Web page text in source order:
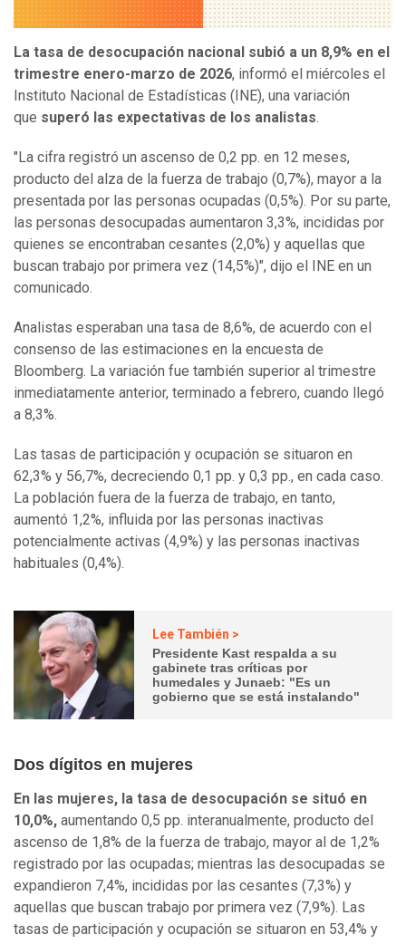
La tasa de desocupación nacional subió a un 8,9% en el
trimestre enero-marzo de 2026, informó el miércoles el
Instituto Nacional de Estadísticas (INE), una variación
que superó las expectativas de los analistas.
"La cifra registró un ascenso de 0,2 pp. en 12 meses,
producto del alza de la fuerza de trabajo (0,7%), mayor a la
presentada por las personas ocupadas (0,5%). Por su parte,
las personas desocupadas aumentaron 3,3%, incididas por
quienes se encontraban cesantes (2,0%) y aquellas que
buscan trabajo por primera vez (14,5%)", dijo el INE en un
comunicado.
Analistas esperaban una tasa de 8,6%, de acuerdo con el
consenso de las estimaciones en la encuesta de
Bloomberg. La variación fue también superior al trimestre
inmediatamente anterior, terminado a febrero, cuando llegó
a 8,3%.
Las tasas de participación y ocupación se situaron en
62,3% y 56,7%, decreciendo 0,1 pp. y 0,3 pp., en cada caso.
La población fuera de la fuerza de trabajo, en tanto,
aumentó 1,2%, influida por las personas inactivas
potencialmente activas (4,9%) y las personas inactivas
habituales (0,4%).
Lee También >
Presidente Kast respalda a su
gabinete tras críticas por
humedales y Junaeb: "Es un
gobierno que se está instalando"
Dos dígitos en mujeres
En las mujeres, la tasa de desocupación se situó en
10,0%, aumentando 0,5 pp. interanualmente, producto del
ascenso de 1,8% de la fuerza de trabajo, mayor al de 1,2%
registrado por las ocupadas; mientras las desocupadas se
expandieron 7,4%, incididas por las cesantes (7,3%) y
aquellas que buscan trabajo por primera vez (7,9%). Las
tasas de participación y ocupación se situaron en 53,4% y